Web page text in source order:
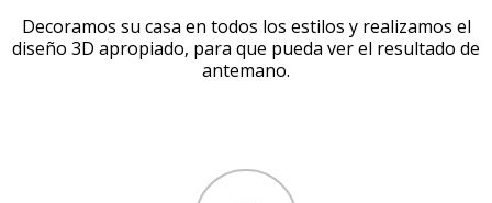
Decoramos su casa en todos los estilos y realizamos el
diseño 3D apropiado, para que pueda ver el resultado de
antemano.